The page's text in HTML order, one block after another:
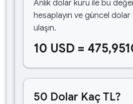
Anlık dolar kuru ile bu
hesaplayın ve güncel
ulaşın.
10 USD =
50 Dolar Kaç TL?